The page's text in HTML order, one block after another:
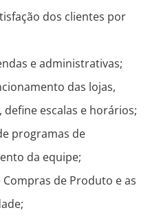
dos clientes por
e administrativas;
das lojas,
escalas e horários;
programas de
da equipe;
de Produto e as